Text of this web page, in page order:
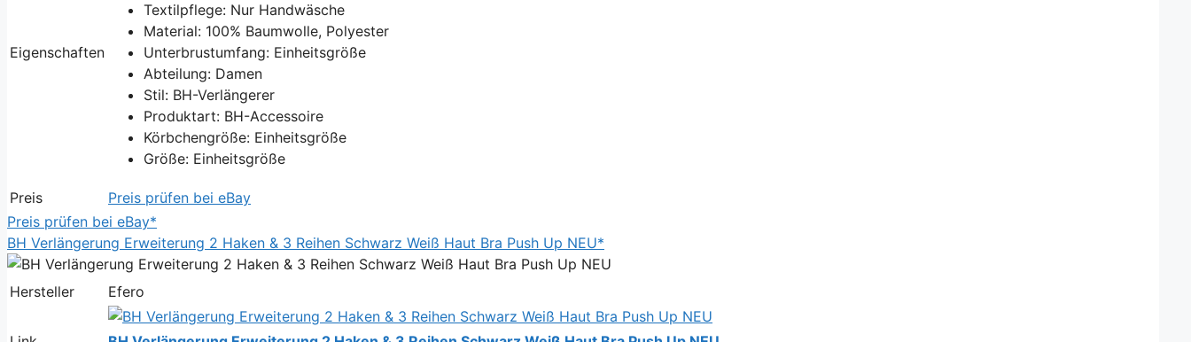
Eigenschaften
Textilpflege: Nur Handwäsche
Material: 100% Baumwolle, Polyester
Unterbrustumfang: Einheitsgröße
Abteilung: Damen
Stil: BH-Verlängerer
Produktart: BH-Accessoire
Körbchengröße: Einheitsgröße
Größe: Einheitsgröße
Preis
Preis prüfen bei eBay
Preis prüfen bei eBay*
BH Verlängerung Erweiterung 2 Haken & 3 Reihen Schwarz Weiß Haut Bra Push Up NEU*
Hersteller Efero